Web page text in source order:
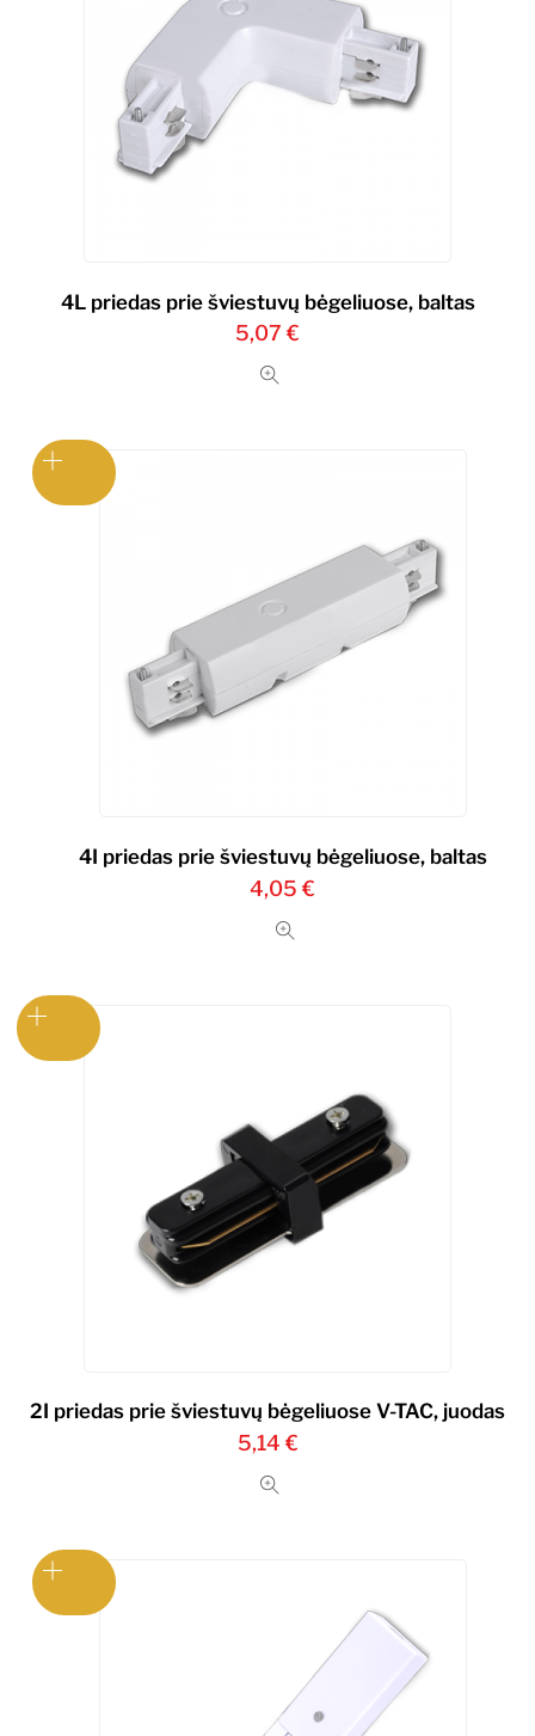
4L priedas prie šviestuvų bėgeliuose, baltas
5,07 €
4I priedas prie šviestuvų bėgeliuose, baltas
4,05€
2I priedas prie šviestuvų bėgeliuose V-TAC, juodas
5,14 €